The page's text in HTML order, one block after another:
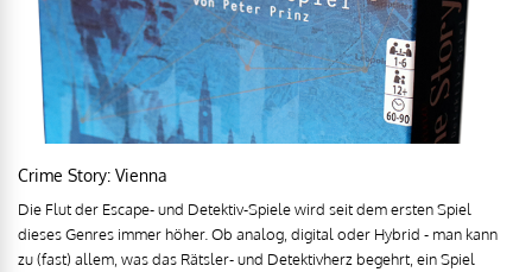
Crime Story: Vienna
Die Flut der Escape- und Detektiv-Spiele wird seit dem ersten Spiel
dieses Genres immer höher. Ob analog, digital oder Hybrid - man kann
zu (fast) allem, was das Rätsler- und Detektivherz begehrt, ein Spiel